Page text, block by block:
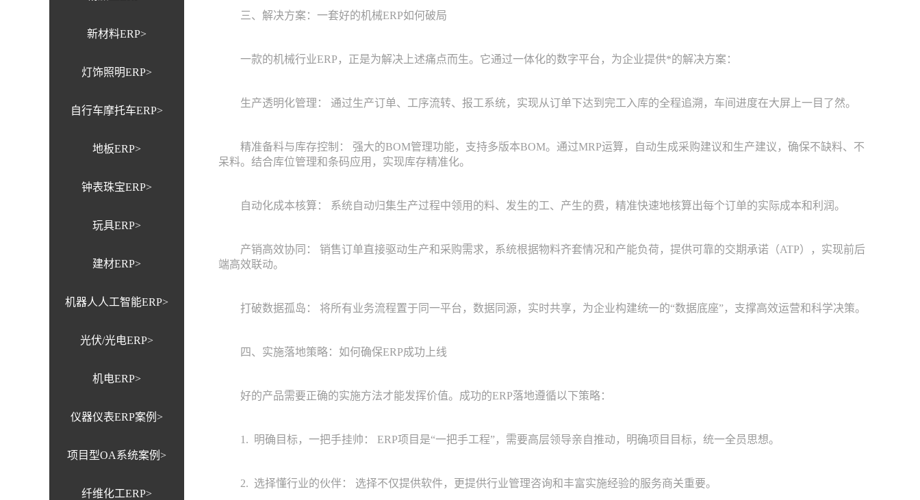
新材料ERP>
灯饰照明ERP>
自行车摩托车ERP>
地板ERP>
钟表珠宝ERP>
玩具ERP>
建材ERP>
机器人人工智能ERP>
光伏/光电ERP>
机电ERP>
仪器仪表ERP案例>
项目型OA系统案例>
纤维化工ERP>
三、解决方案：一套好的机械ERP如何破局
一款的机械行业ERP，正是为解决上述痛点而生。它通过一体化的数字平台，为企业提供*的解决方案：
生产透明化管理： 通过生产订单、工序流转、报工系统，实现从订单下达到完工入库的全程追溯，车间进度在大屏上一目了然。
精准备料与库存控制： 强大的BOM管理功能，支持多版本BOM。通过MRP运算，自动生成采购建议和生产建议，确保不缺料、不
呆料。结合库位管理和条码应用，实现库存精准化。
自动化成本核算： 系统自动归集生产过程中领用的料、发生的工、产生的费，精准快速地核算出每个订单的实际成本和利润。
产销高效协同： 销售订单直接驱动生产和采购需求，系统根据物料齐套情况和产能负荷，提供可靠的交期承诺（ATP），实现前后
端高效联动。
打破数据孤岛： 将所有业务流程置于同一平台，数据同源，实时共享，为企业构建统一的“数据底座”，支撑高效运营和科学决策。
四、实施落地策略：如何确保ERP成功上线
好的产品需要正确的实施方法才能发挥价值。成功的ERP落地遵循以下策略：
1. 明确目标，一把手挂帅： ERP项目是“一把手工程”，需要高层领导亲自推动，明确项目目标，统一全员思想。
2. 选择懂行业的伙伴： 选择不仅提供软件，更提供行业管理咨询和丰富实施经验的服务商关重要。